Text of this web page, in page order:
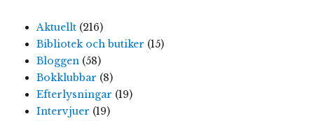
Aktuellt(216)
Bibliotek och butiker (15)
Bloggen(58)
Bokklubbar (8)
Efterlysningar (19)
Intervjuer (19)